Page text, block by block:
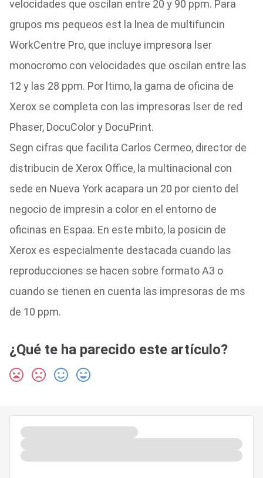
velocidades que oscilan entre 20 y 90 ppm. Para
grupos ms pequeos est la lnea de multifuncin
WorkCentre Pro, que incluye impresora lser
monocromo con velocidades que oscilan entre las
12 y las 28 ppm. Por ltimo, la gama de oficina de
Xerox se completa con las impresoras lser de red
Phaser, DocuColor y DocuPrint.
Segn cifras que facilita Carlos Cermeo, director de
distribucin de Xerox Office, la multinacional con
sede en Nueva York acapara un 20 por ciento del
negocio de impresin a color en el entorno de
oficinas en Espaa. En este mbito, la posicin de
Xerox es especialmente destacada cuando las
reproducciones se hacen sobre formato A3 o
cuando se tienen en cuenta las impresoras de ms
de 10 ppm.
¿Qué te ha parecido este artículo?